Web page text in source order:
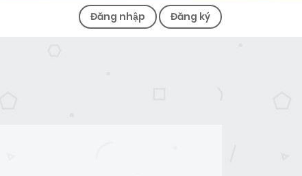
Đăng nhập Đăng ký